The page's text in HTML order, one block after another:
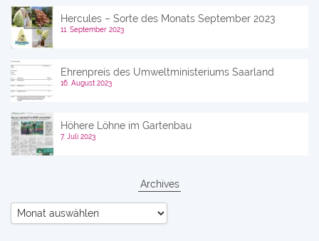
Hercules – Sorte des Monats September 2023
11. September 2023
Ehrenpreis des Umweltministeriums Saarland
16. August 2023
Höhere Löhne im Gartenbau
7. Juli 2023
Archives
Archives